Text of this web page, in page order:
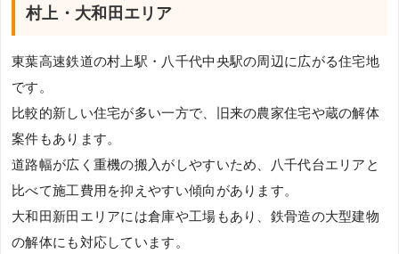
村上・大和田エリア
東葉高速鉄道の村上駅・八千代中央駅の周辺に広がる住宅地
です。
比較的新しい住宅が多い一方で、旧来の農家住宅や蔵の解体
案件もあります。
道路幅が広く重機の搬入がしやすいため、八千代台エリアと
比べて施工費用を抑えやすい傾向があります。
大和田新田エリアには倉庫や工場もあり、鉄骨造の大型建物
の解体にも対応しています。